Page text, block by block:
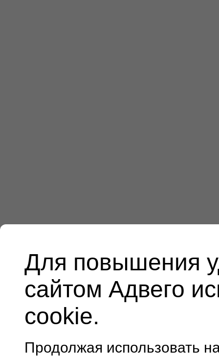
Для повышения
сайтом Адвего
cookie.
Продолжая использовать